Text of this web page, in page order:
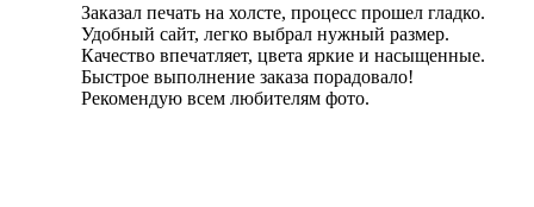
Заказал печать на холсте, процесс прошел гладко.
Удобный сайт, легко выбрал нужный размер.
Качество впечатляет, цвета яркие и насыщенные.
Быстрое выполнение заказа порадовало!
Рекомендую всем любителям фото.